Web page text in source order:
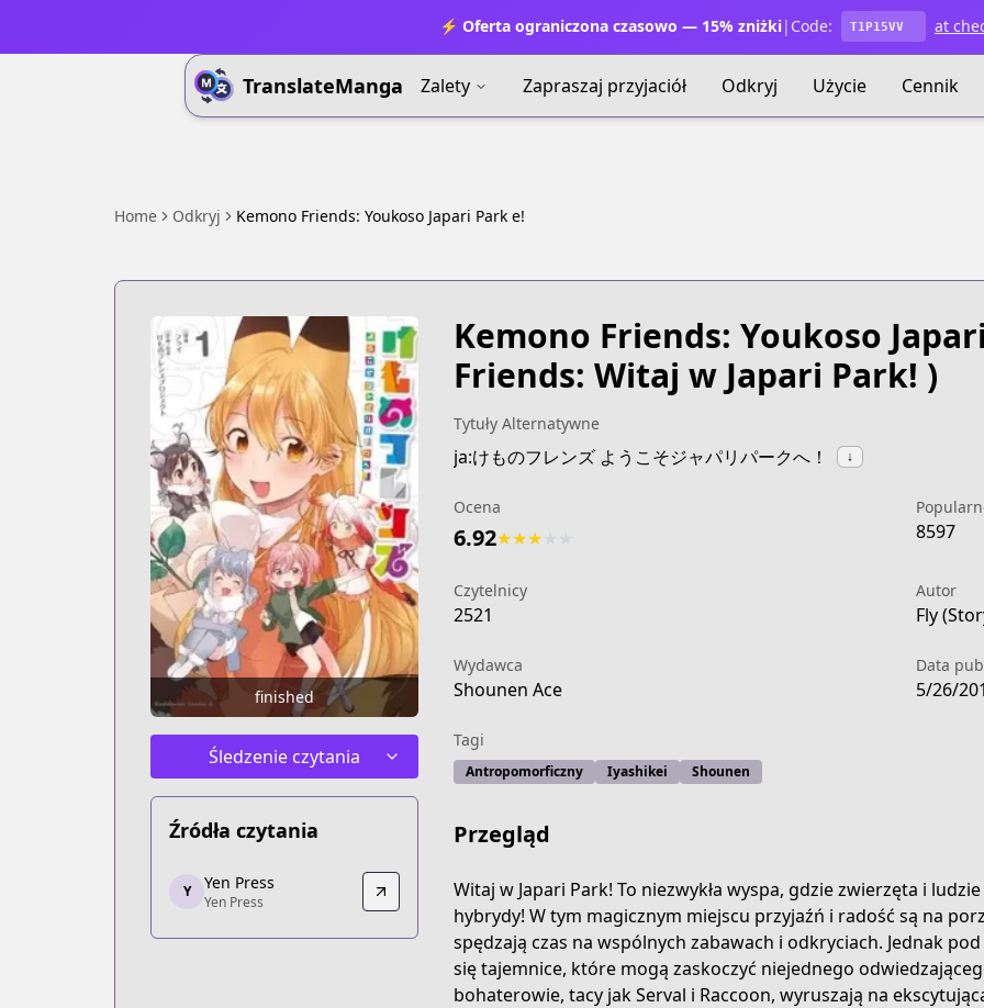
⚡ Oferta ograniczona czasowo — 15% zniżki| Code: T1P15VV at
TranslateManga Zalety Zapraszaj przyjaciół Odkryj Użycie Cennik
Home Odkryj Kemono Friends: Youkoso Japari Park e!
finished
Śledzenie czytania
Źródła czytania
Yen Press
Yen Press
https://yenpress.com/series/kemono-friends
Y Yen Press
Yen Press
Kemono Friends: Youkoso
Friends: Witaj w Japari Park! )
Tytuły Alternatywne
ja:けものフレンズ ようこそジャパリパークへ！ ↓
Ocena
6.92★★★ 8597
Czytelnicy
2521
Autor
Fly
Wydawca
Shounen Ace
Data
5/26/
Tagi
Antropomorficzny Iyashikei Shounen
Przegląd
Witaj w Japari Park! To niezwykła wyspa, gdzie zwierzęta i
hybrydy! W tym magicznym miejscu przyjaźń i radość są na
spędzają czas na wspólnych zabawach i odkryciach. Jednak
się tajemnice, które mogą zaskoczyć niejednego
bohaterowie, tacy jak Serval i Raccoon, wyruszają na